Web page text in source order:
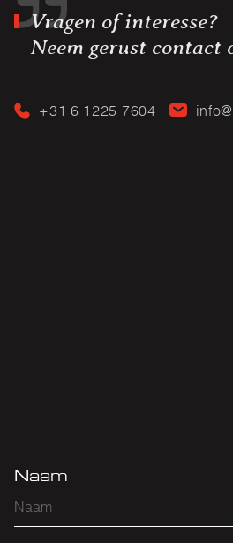
Vragen of interesse?
Neem gerust contact
+31 6 1225 7604
Naam